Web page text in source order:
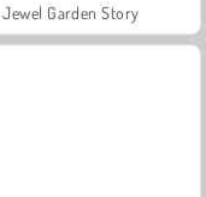
Jewel Garden Story